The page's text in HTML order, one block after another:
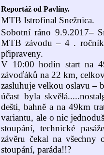
Reportáž od Pavlíny.
MTB Istrofinal Snežnica.
Sobotní ráno 9.9.2017–
MTB závodu – 4 .
připraveny.
V 10:00 hodin start na
závoďáků na 22 km,
zasluhuje velkou oslavu –
účast byla
dešti, bahně a na 49km
variantu, ale o nic
stoupání, technické
závěru čekal na
stoupání, paráda!!?